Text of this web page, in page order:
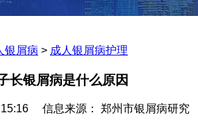
银屑病 > 成人银屑病护理
长银屑病是什么原因
信息来源： 郑州市银屑病研究